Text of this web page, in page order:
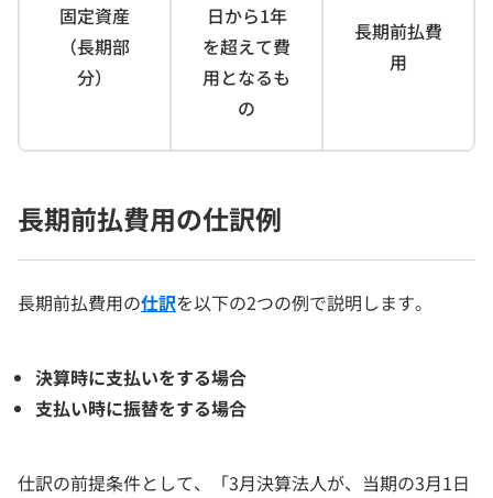
固定資産
（長期部
分）
日から1年
を超えて費
用となるも
の
長期前払費
用
長期前払費用の仕訳例
長期前払費用の仕訳を以下の2つの例で説明します。
決算時に支払いをする場合
支払い時に振替をする場合
仕訳の前提条件として、「3月決算法人が、当期の3月1日